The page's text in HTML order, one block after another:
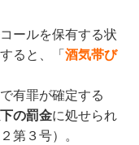
ールを保有する状
ると、「酒気帯び
有罪が確定する
の罰金に処せられ
第３号）。